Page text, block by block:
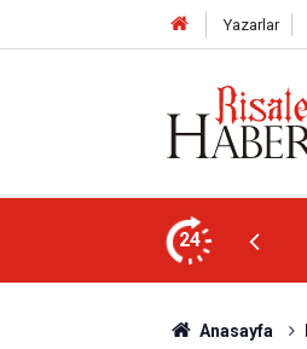
Yazarlar
24
görülecek mi?
Anasayfa